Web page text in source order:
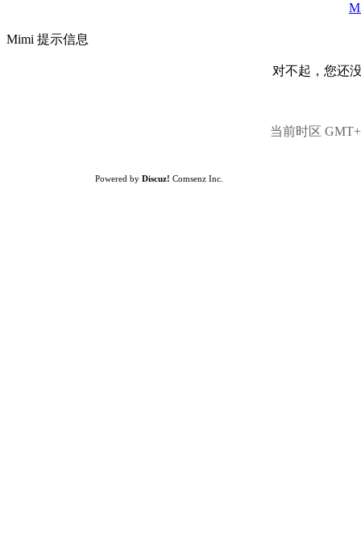
Mimi 提示信息
对不起，您还
当前时区
Powered by Discuz! Comsenz Inc.